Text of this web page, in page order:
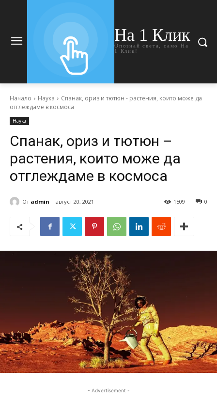
На 1 Клик
Опознай света, само На
1 Клик!
Начало Наука
Спанак, ориз и тютюн - растения, които може да
отглеждаме в космоса
Наука
Спанак, ориз и тютюн –
растения, които може да
отглеждаме в космоса
От admin август 20, 2021 0
1509
- Advertisement -